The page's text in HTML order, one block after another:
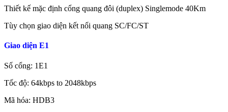
Thiết kế mặc định cổng quang đôi (duplex) Singlemode 40Km
Tùy chọn giao diện kết nối quang SC/FC/ST
Giao diện E1
Số cổng: 1E1
Tốc độ: 64kbps to 2048kbps
Mã hóa: HDB3